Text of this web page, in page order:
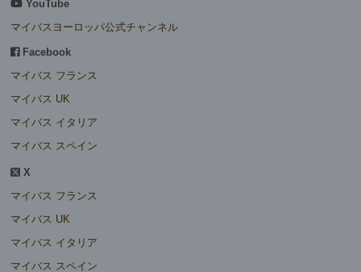
YouTube
マイバスヨーロッパ公式チャンネル
Facebook
マイバス フランス
マイバス UK
マイバス イタリア
マイバス スペイン
X
マイバス フランス
マイバス UK
マイバス イタリア
マイバス スペイン